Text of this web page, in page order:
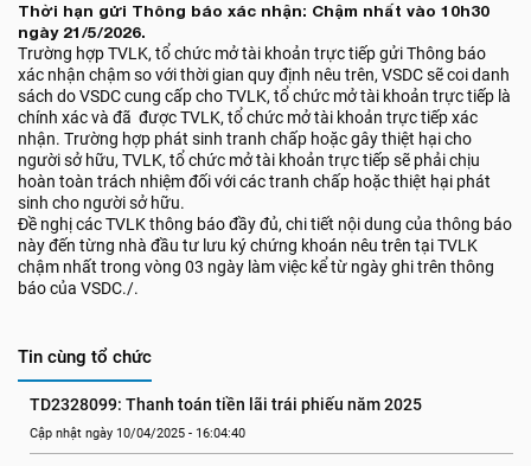
Thời hạn gửi Thông báo xác nhận: Chậm nhất vào 10h30
ngày 21/5/2026.
Trường hợp TVLK, tổ chức mở tài khoản trực tiếp gửi Thông báo
xác nhận chậm so với thời gian quy định nêu trên, VSDC sẽ coi danh
sách do VSDC cung cấp cho TVLK, tổ chức mở tài khoản trực tiếp là
chính xác và đã được TVLK, tổ chức mở tài khoản trực tiếp xác
nhận. Trường hợp phát sinh tranh chấp hoặc gây thiệt hại cho
người sở hữu, TVLK, tổ chức mở tài khoản trực tiếp sẽ phải chịu
hoàn toàn trách nhiệm đối với các tranh chấp hoặc thiệt hại phát
sinh cho người sở hữu.
Đề nghị các TVLK thông báo đầy đủ, chi tiết nội dung của thông báo
này đến từng nhà đầu tư lưu ký chứng khoán nêu trên tại TVLK
chậm nhất trong vòng 03 ngày làm việc kể từ ngày ghi trên thông
báo của VSDC./.
Tin cùng tổ chức
TD2328099: Thanh toán tiền lãi trái phiếu năm 2025
Cập nhật ngày 10/04/2025 - 16:04:40